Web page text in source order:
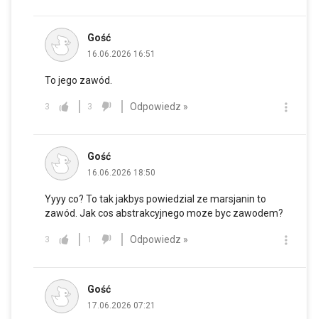
Gość
16.06.2026 16:51
To jego zawód.
3 3 Odpowiedz »
Gość
16.06.2026 18:50
Yyyy co? To tak jakbys powiedzial ze marsjanin to
zawód. Jak cos abstrakcyjnego moze byc zawodem?
3 1 Odpowiedz »
Gość
17.06.2026 07:21